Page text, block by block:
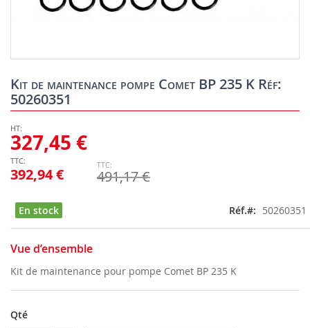
Kit de maintenance pompe Comet BP 235 K Réf:
50260351
392,94 €
327,45 €
491,17 €
En stock Réf. 50260351
Vue d’ensemble
Kit de maintenance pour pompe Comet BP 235 K
Qté
to
the
beginning
the
images
gallery